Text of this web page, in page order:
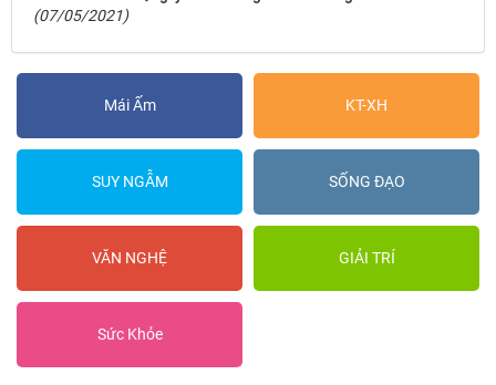
(07/05/2021)
Mái Ấm KT-XH
SUY NGẪM SỐNG ĐẠO
VĂN NGHỆ GIẢI TRÍ
Sức Khỏe